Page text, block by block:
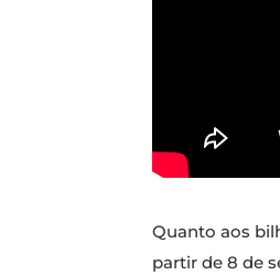
Quanto aos
partir de 8 de